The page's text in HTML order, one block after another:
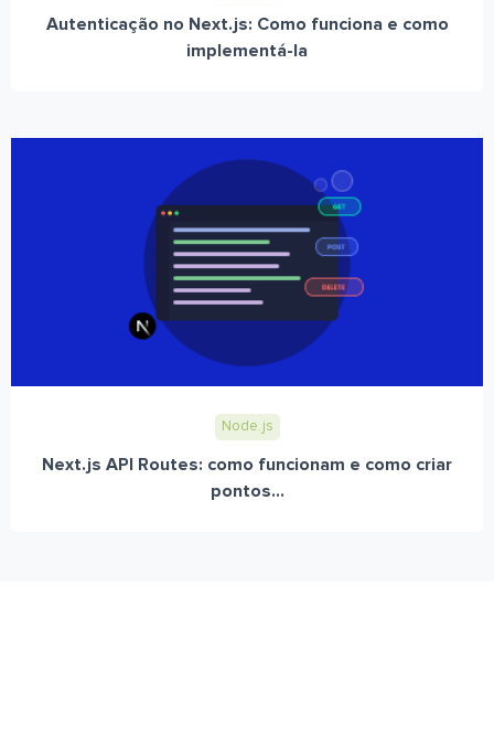
Autenticação no Next.js: Como funciona e como
implementá-la
Node.js
Next.js API Routes: como funcionam e como criar
pontos...